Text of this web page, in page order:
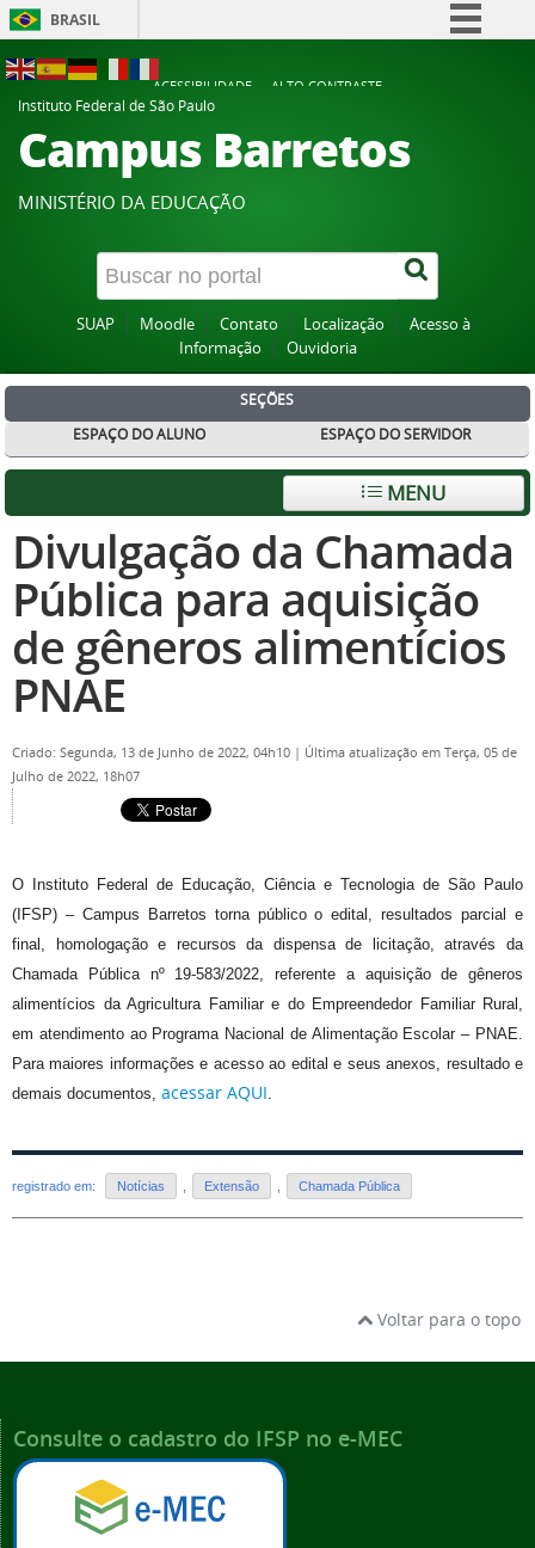
BRASIL
Participe
Acesso à informação
Canais
ACESSIBILIDADE
ALTO CONTRASTE
Instituto Federal de São Paulo
Campus Barretos
MINISTÉRIO DA EDUCAÇÃO
SUAP Moodle Contato Localização
Acesso à
Informação
Ouvidoria
SEÇÕES
ESPAÇO DO ALUNO
ESPAÇO DO SERVIDOR
MENU
Divulgação da Chamada
Pública para aquisição
de gêneros alimentícios
PNAE
Criado: Segunda, 13 de Junho de 2022, 04h10 | Última atualização em Terça, 05 de
Julho de 2022, 18h07
O Instituto Federal de Educação, Ciência e Tecnologia de São Paulo
(IFSP) – Campus Barretos torna público o edital, resultados parcial e
final, homologação e recursos da dispensa de licitação, através da
Chamada Pública nº 19-583/2022, referente a aquisição de gêneros
alimentícios da Agricultura Familiar e do Empreendedor Familiar Rural,
em atendimento ao Programa Nacional de Alimentação Escolar – PNAE.
Para maiores informações e acesso ao edital e seus anexos, resultado e
demais documentos, acessar AQUI.
registrado em: Notícias Extensão Chamada Pública
Voltar para o topo
Consulte o cadastro do IFSP no e-MEC